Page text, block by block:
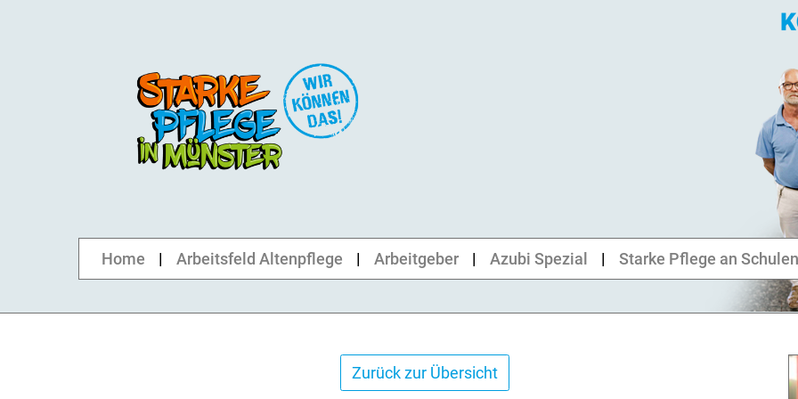
Home Arbeitsfeld Altenpflege Arbeitgeber Azubi Spezial Starke Pflege an Schulen
Zurück zur Übersicht